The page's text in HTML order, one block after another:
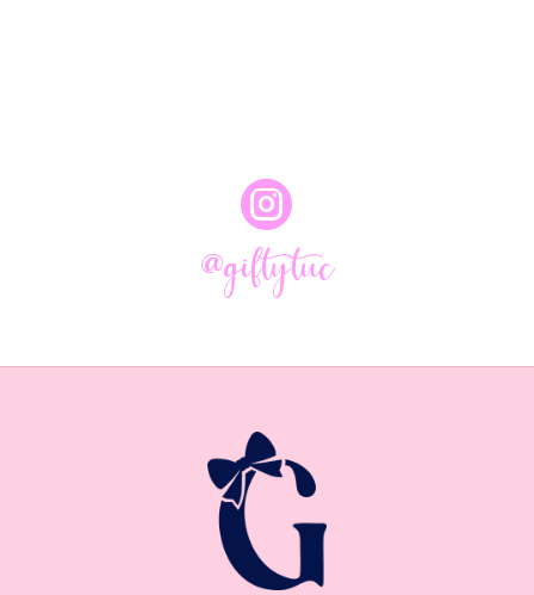

@giftytuc